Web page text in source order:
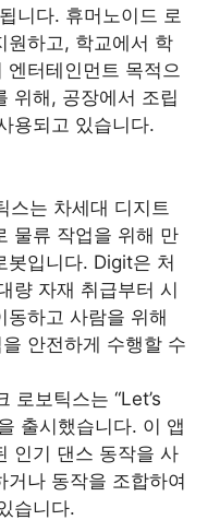
니다. 휴머노이드 로
원하고, 학교에서 학
엔터테인먼트 목적으
위해, 공장에서 조립
용되고 있습니다.
는 차세대 디지트
물류 작업을 위해 만
봇입니다. Digit은 처
량 자재 취급부터 시
동하고 사람을 위해
안전하게 수행할 수
로보틱스는 “Let’s
출시했습니다. 이 앱
인기 댄스 동작을 사
거나 동작을 조합하여
습니다.